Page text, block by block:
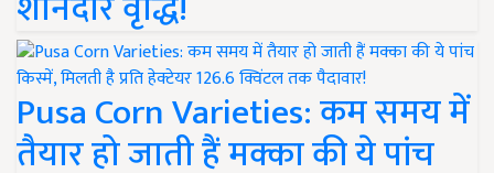
Pusa Corn Varieties: कम समय में
तैयार हो जाती हैं मक्का की ये पांच